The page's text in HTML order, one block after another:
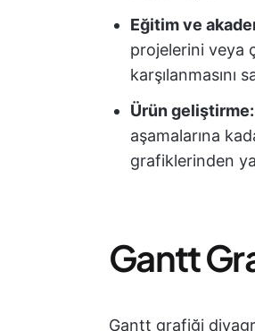
Eğitim ve
projelerini veya
karşılanmasını
Ürün geliştirme:
aşamalarına
grafiklerinden
Gantt
Gantt grafiği